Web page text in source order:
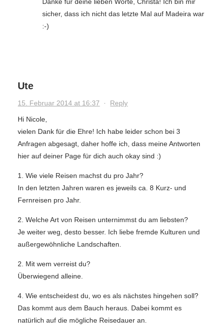
sicher, dass ich nicht das letzte Mal auf Madeira war
:-)
Ute
15. Februar 2014 at 16:37 · Reply
Hi Nicole,
vielen Dank für die Ehre! Ich habe leider schon bei 3
Anfragen abgesagt, daher hoffe ich, dass meine Antworten
hier auf deiner Page für dich auch okay sind :)
1. Wie viele Reisen machst du pro Jahr?
In den letzten Jahren waren es jeweils ca. 8 Kurz- und
Fernreisen pro Jahr.
2. Welche Art von Reisen unternimmst du am liebsten?
Je weiter weg, desto besser. Ich liebe fremde Kulturen und
außergewöhnliche Landschaften.
2. Mit wem verreist du?
Überwiegend alleine.
4. Wie entscheidest du, wo es als nächstes hingehen soll?
Das kommt aus dem Bauch heraus. Dabei kommt es
natürlich auf die mögliche Reisedauer an.